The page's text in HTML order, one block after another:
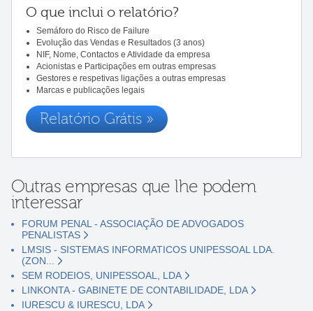
O que inclui o relatório?
Semáforo do Risco de Failure
Evolução das Vendas e Resultados (3 anos)
NIF, Nome, Contactos e Atividade da empresa
Acionistas e Participações em outras empresas
Gestores e respetivas ligações a outras empresas
Marcas e publicações legais
Relatório Grátis »
Outras empresas que lhe podem
interessar
FORUM PENAL - ASSOCIAÇÃO DE ADVOGADOS
PENALISTAS
LMSIS - SISTEMAS INFORMATICOS UNIPESSOAL LDA.
(ZON...
SEM RODEIOS, UNIPESSOAL, LDA
LINKONTA - GABINETE DE CONTABILIDADE, LDA
IURESCU & IURESCU, LDA